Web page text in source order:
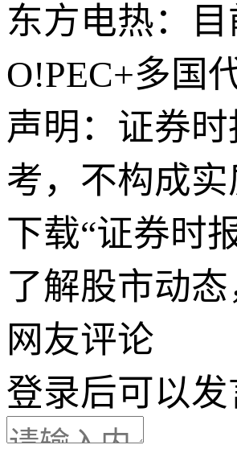
东方电热：
O!PEC+多国
声明：证券
考，不构成
下载“证券时
了解股市动
网友评论
登录后可以发